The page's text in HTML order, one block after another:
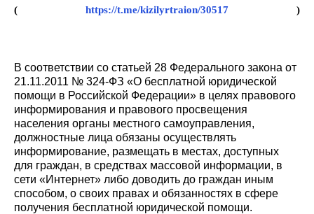
( https://t.me/kizilyrtraion/30517 )
В соответствии со статьей 28 Федерального закона от
21.11.2011 № 324-ФЗ «О бесплатной юридической
помощи в Российской Федерации» в целях правового
информирования и правового просвещения
населения органы местного самоуправления,
должностные лица обязаны осуществлять
информирование, размещать в местах, доступных
для граждан, в средствах массовой информации, в
сети «Интернет» либо доводить до граждан иным
способом, о своих правах и обязанностях в сфере
получения бесплатной юридической помощи.